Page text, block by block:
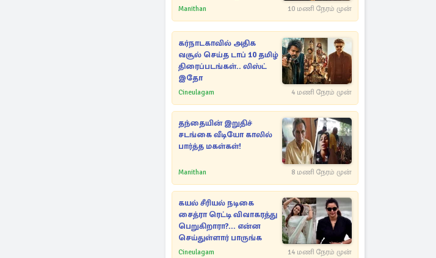
ராசிகள்!
Manithan 10 மணி நேரம் முன்
கர்நாடகாவில் அதிக
வசூல் செய்த டாப் 10 தமிழ்
திரைப்படங்கள்.. லிஸ்ட்
இதோ
Cineulagam 4 மணி நேரம் முன்
தந்தையின் இறுதிச்
சடங்கை வீடியோ காலில்
பார்த்த மகள்கள்!
Manithan 8 மணி நேரம் முன்
கயல் சீரியல் நடிகை
சைத்ரா ரெட்டி விவாகரத்து
பெறுகிறாரா?... என்ன
செய்துள்ளார் பாருங்க
Cineulagam 14 மணி நேரம் முன்